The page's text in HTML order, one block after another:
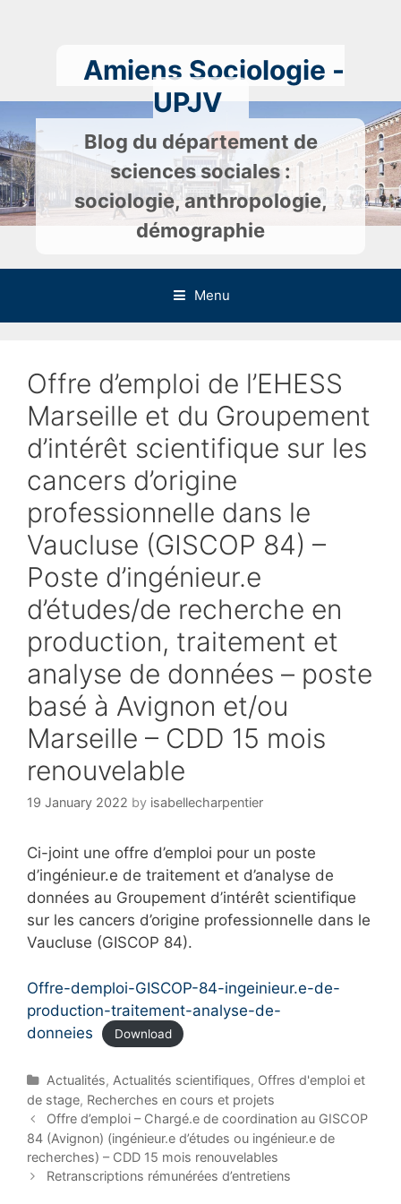
Amiens Sociologie -
UPJV
Blog du département de
sciences sociales :
sociologie, anthropologie,
démographie
Menu
Offre d’emploi de l’EHESS
Marseille et du Groupement
d’intérêt scientifique sur les
cancers d’origine
professionnelle dans le
Vaucluse (GISCOP 84) –
Poste d’ingénieur.e
d’études/de recherche en
production, traitement et
analyse de données – poste
basé à Avignon et/ou
Marseille – CDD 15 mois
renouvelable
19 January 2022 by isabellecharpentier
Ci-joint une offre d’emploi pour un poste
d’ingénieur.e de traitement et d’analyse de
données au Groupement d’intérêt scientifique
sur les cancers d’origine professionnelle dans le
Vaucluse (GISCOP 84).
Offre-demploi-GISCOP-84-ingeinieur.e-de-
production-traitement-analyse-de-
donneies
Download
C
a
t
e
g
o
Actualités, Actualités scientifiques, Offres d'emploi et
de stage, Recherches en cours et projets
P
o
s
t
Offre d’emploi – Chargé.e de coordination au GISCOP
84 (Avignon) (ingénieur.e d’études ou ingénieur.e de
recherches) – CDD 15 mois renouvelables
Retranscriptions rémunérées d’entretiens